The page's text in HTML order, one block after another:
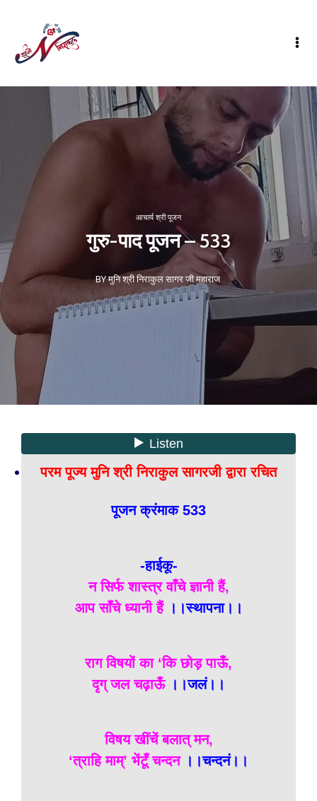
आचार्य श्री पूजन
गुरु-पाद पूजन – 533
BY मुनि श्री निराकुल सागर जी महाराज
परम पूज्य मुनि श्री निराकुल सागरजी द्वारा रचित
पूजन क्रंमाक 533
-हाईकू-
न सिर्फ शास्त्र वाँचे ज्ञानी हैं,
आप साँचे ध्यानी हैं ।।स्थापना।।
राग विषयों का ‘कि छोड़ पाऊँ,
दृग् जल चढ़ाऊँ ।।जलं।।
विषय खींचें बलात् मन,
‘त्राहि माम्’ भेंटूँ चन्दन ।।चन्दनं।।